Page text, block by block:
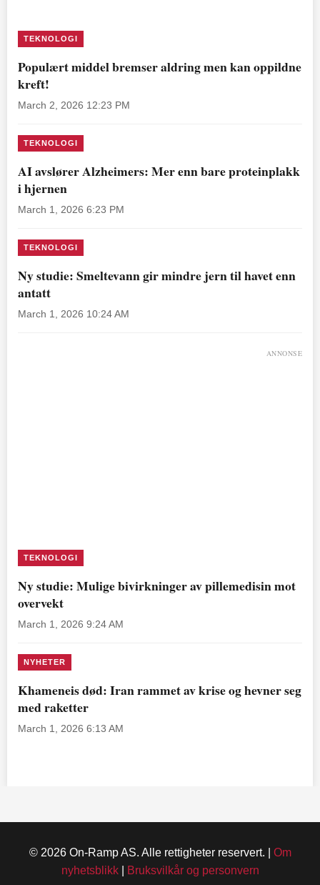
TEKNOLOGI
Populært middel bremser aldring men kan oppildne
kreft!
March 2, 2026 12:23 PM
TEKNOLOGI
AI avslører Alzheimers: Mer enn bare proteinplakk
i hjernen
March 1, 2026 6:23 PM
TEKNOLOGI
Ny studie: Smeltevann gir mindre jern til havet enn
antatt
March 1, 2026 10:24 AM
ANNONSE
TEKNOLOGI
Ny studie: Mulige bivirkninger av pillemedisin mot
overvekt
March 1, 2026 9:24 AM
NYHETER
Khameneis død: Iran rammet av krise og hevner seg
med raketter
March 1, 2026 6:13 AM
© 2026 On-Ramp AS. Alle rettigheter reservert. | Om
nyhetsblikk| Bruksvilkår og personvern